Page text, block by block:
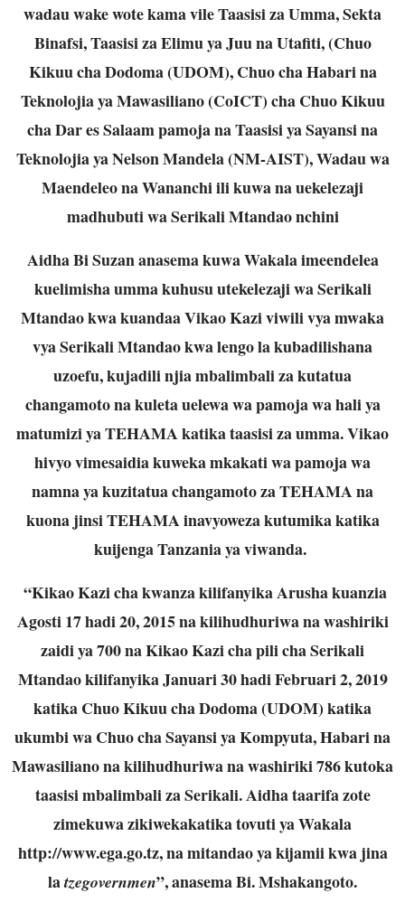
wadau wake wote kama vile Taasisi za Umma, Sekta
Binafsi, Taasisi za Elimu ya Juu na Utafiti, (Chuo
Kikuu cha Dodoma (UDOM), Chuo cha Habari na
Teknolojia ya Mawasiliano (CoICT) cha Chuo Kikuu
cha Dar es Salaam pamoja na Taasisi ya Sayansi na
Teknolojia ya Nelson Mandela (NM-AIST), Wadau wa
Maendeleo na Wananchi ili kuwa na uekelezaji
madhubuti wa Serikali Mtandao nchini
Aidha Bi Suzan anasema kuwa Wakala imeendelea
kuelimisha umma kuhusu utekelezaji wa Serikali
Mtandao kwa kuandaa Vikao Kazi viwili vya mwaka
vya Serikali Mtandao kwa lengo la kubadilishana
uzoefu, kujadili njia mbalimbali za kutatua
changamoto na kuleta uelewa wa pamoja wa hali ya
matumizi ya TEHAMA katika taasisi za umma. Vikao
hivyo vimesaidia kuweka mkakati wa pamoja wa
namna ya kuzitatua changamoto za TEHAMA na
kuona jinsi TEHAMA inavyoweza kutumika katika
kuijenga Tanzania ya viwanda.
“Kikao Kazi cha kwanza kilifanyika Arusha kuanzia
Agosti 17 hadi 20, 2015 na kilihudhuriwa na washiriki
zaidi ya 700 na Kikao Kazi cha pili cha Serikali
Mtandao kilifanyika Januari 30 hadi Februari 2, 2019
katika Chuo Kikuu cha Dodoma (UDOM) katika
ukumbi wa Chuo cha Sayansi ya Kompyuta, Habari na
Mawasiliano na kilihudhuriwa na washiriki 786 kutoka
taasisi mbalimbali za Serikali. Aidha taarifa zote
zimekuwa zikiwekakatika tovuti ya Wakala
http://www.ega.go.tz, na mitandao ya kijamii kwa jina
latzegovernmen”, anasema Bi. Mshakangoto.